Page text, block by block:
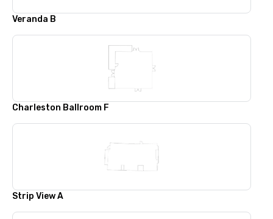
Veranda B
Charleston Ballroom F
Strip View A